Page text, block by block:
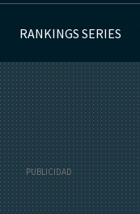
RANKINGS SERIES